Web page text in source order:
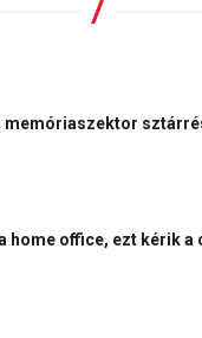
memóriaszektor
home office, ezt kérik a